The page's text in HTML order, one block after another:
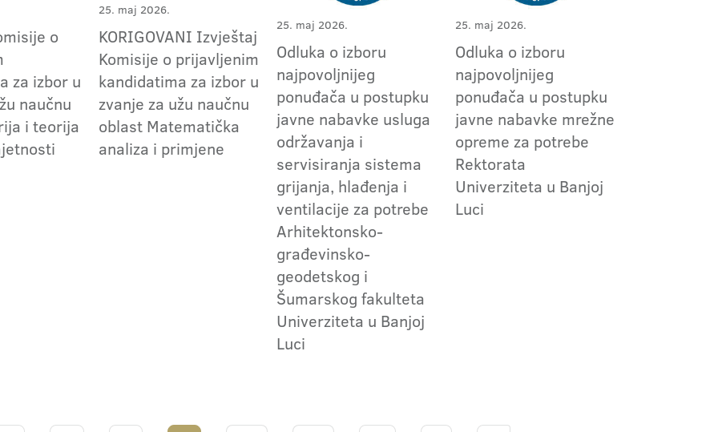
o
za izbor u
naučnu
i teorija
25. maj 2026.
KORIGOVANI Izvještaj
Komisije o prijavljenim
kandidatima za izbor u
zvanje za užu naučnu
oblast Matematička
analiza i primjene
25. maj 2026.
Odluka o izboru
najpovoljnijeg
ponuđača u postupku
javne nabavke usluga
održavanja i
servisiranja sistema
grijanja, hlađenja i
ventilacije za potrebe
Arhitektonsko-
građevinsko-
geodetskog i
Šumarskog fakulteta
Univerziteta u Banjoj
Luci
25. maj 2026.
Odluka o izboru
najpovoljnijeg
ponuđača u postupku
javne nabavke mrežne
opreme za potrebe
Rektorata
Univerziteta u Banjoj
Luci